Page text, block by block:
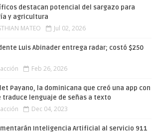
destacan potencial del sargazo para
y agricultura
MATEO Jul 02, 2026
Luis Abinader entrega radar; costó $250
Feb 26, 2026
Payano, la dominicana que creó una app con
traduce lenguaje de señas a texto
Dec 04, 2023
Inteligencia Artificial al servicio 911